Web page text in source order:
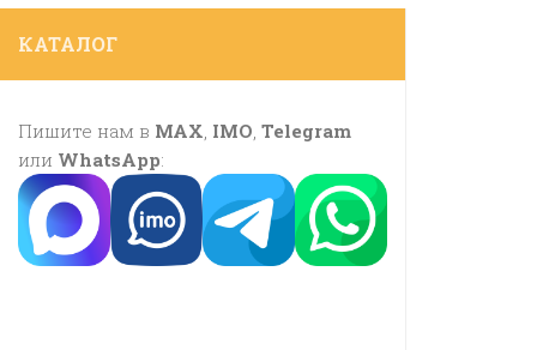
КАТАЛОГ
Пишите нам в MAX, IMO, Telegram
или WhatsApp: